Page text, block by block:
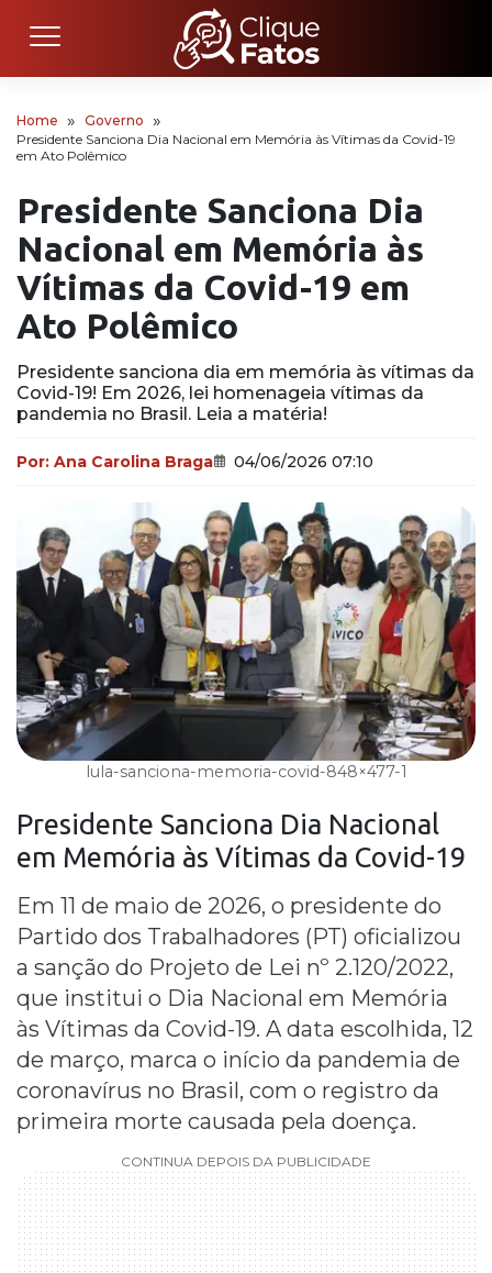
Home
Governo
Presidente Sanciona Dia Nacional em Memória às Vítimas da Covid-19
em Ato Polêmico
Presidente Sanciona Dia
Nacional em Memória às
Vítimas da Covid-19 em
Ato Polêmico
Presidente sanciona dia em memória às vítimas da
Covid-19! Em 2026, lei homenageia vítimas da
pandemia no Brasil. Leia a matéria!
Por: Ana Carolina Braga 04/06/2026 07:10
lula-sanciona-memoria-covid-848×477-1
Presidente Sanciona Dia Nacional
em Memória às Vítimas da Covid-19
Em 11 de maio de 2026, o presidente do
Partido dos Trabalhadores (PT) oficializou
a sanção do Projeto de Lei nº 2.120/2022,
que institui o Dia Nacional em Memória
às Vítimas da Covid-19. A data escolhida, 12
de março, marca o início da pandemia de
coronavírus no Brasil, com o registro da
primeira morte causada pela doença.
CONTINUA DEPOIS DA PUBLICIDADE